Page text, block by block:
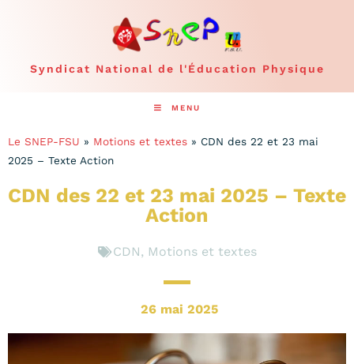
Syndicat National de l'Éducation Physique
MENU
Le SNEP-FSU » Motions et textes » CDN des 22 et 23 mai
2025 – Texte Action
CDN des 22 et 23 mai 2025 – Texte
Action
CDN, Motions et textes
26 mai 2025